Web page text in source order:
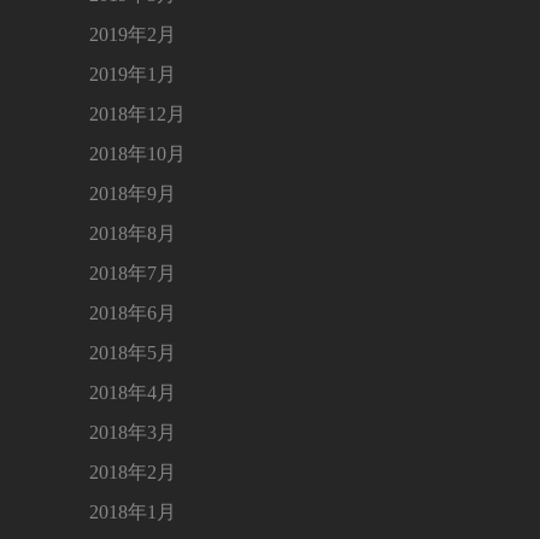
2019年2月
2019年1月
2018年12月
2018年10月
2018年9月
2018年8月
2018年7月
2018年6月
2018年5月
2018年4月
2018年3月
2018年2月
2018年1月